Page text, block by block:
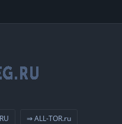
⇒ ALL-TOR.ru